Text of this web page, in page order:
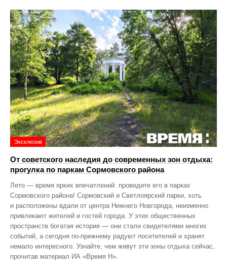
Эксклюзив
От советского наследия до современных зон отдыха:
прогулка по паркам Сормовского района
Лето — время ярких впечатлений: проведите его в парках
Сормовского района! Сормовский и Светлоярский парки, хоть
и расположены вдали от центра Нижнего Новгорода, неизменно
привлекают жителей и гостей города. У этих общественных
пространств богатая история — они стали свидетелями многих
событий, а сегодня по‑прежнему радуют посетителей и хранят
немало интересного. Узнайте, чем живут эти зоны отдыха сейчас,
прочитав материал ИА «Время Н».